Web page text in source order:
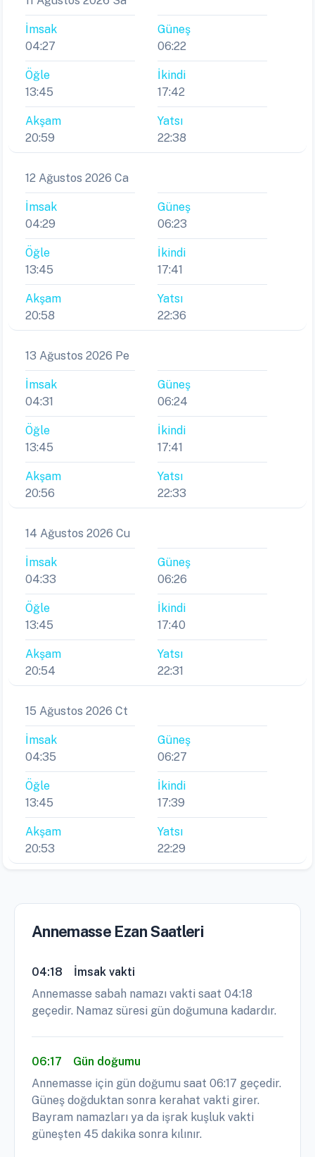
İmsak
04:27
Güneş
06:22
Öğle
13:45
İkindi
17:42
Akşam
20:59
Yatsı
22:38
12 Ağustos 2026 Ca
İmsak
04:29
Güneş
06:23
Öğle
13:45
İkindi
17:41
Akşam
20:58
Yatsı
22:36
13 Ağustos 2026 Pe
İmsak
04:31
Güneş
06:24
Öğle
13:45
İkindi
17:41
Akşam
20:56
Yatsı
22:33
14 Ağustos 2026 Cu
İmsak
04:33
Güneş
06:26
Öğle
13:45
İkindi
17:40
Akşam
20:54
Yatsı
22:31
15 Ağustos 2026 Ct
İmsak
04:35
Güneş
06:27
Öğle
13:45
İkindi
17:39
Akşam
20:53
Yatsı
22:29
Annemasse Ezan Saatleri
04:18
İmsak vakti
Annemasse sabah namazı vakti saat 04:18
geçedir. Namaz süresi gün doğumuna kadardır.
06:17
Gün doğumu
Annemasse için gün doğumu saat 06:17 geçedir.
Güneş doğduktan sonra kerahat vakti girer.
Bayram namazları ya da işrak kuşluk vakti
güneşten 45 dakika sonra kılınır.